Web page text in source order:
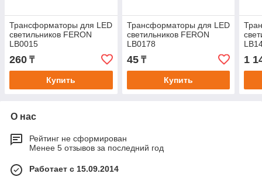
Трансформаторы для LED
светильников FERON
LB0015
260 ₸
Купить
Трансформаторы для LED
светильников FERON
LB0178
45₸
Купить
1
О нас
Рейтинг не сформирован
Менее 5 отзывов за последний год
Работает с 15.09.2014